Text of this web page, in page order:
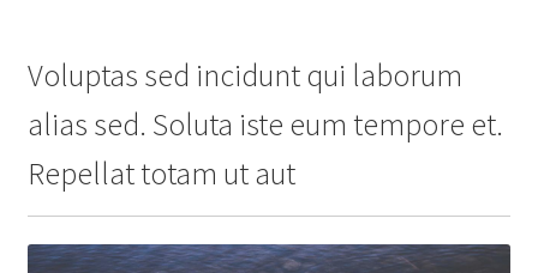
Voluptas sed incidunt qui laborum
alias sed. Soluta iste eum tempore et.
Repellat totam ut aut